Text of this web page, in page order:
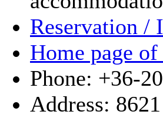
Reservation /
Home page
Phone: +36-
Address: 8621